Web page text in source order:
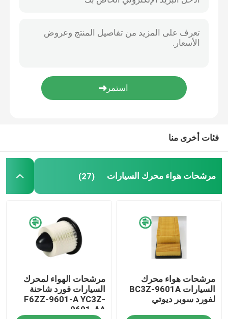
فلاتر الخدمة الشاقة
مرشحات هيدروليكية صناعية
فلاتر طاقة المولدات
مرشح جرار العشب
فئات أخرى منا
مرشحات هواء محرك السيارات (27)
مرشحات هواء محرك
السيارات BC3Z-9601A
لفورد سوبر ديوتي
مرشحات الهواء لمحرك
السيارات فورد شاحنة
F6ZZ-9601-A YC3Z-
9601-AA